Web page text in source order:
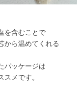
を含むことで
から温めてくれる
パッケージは
スメです。